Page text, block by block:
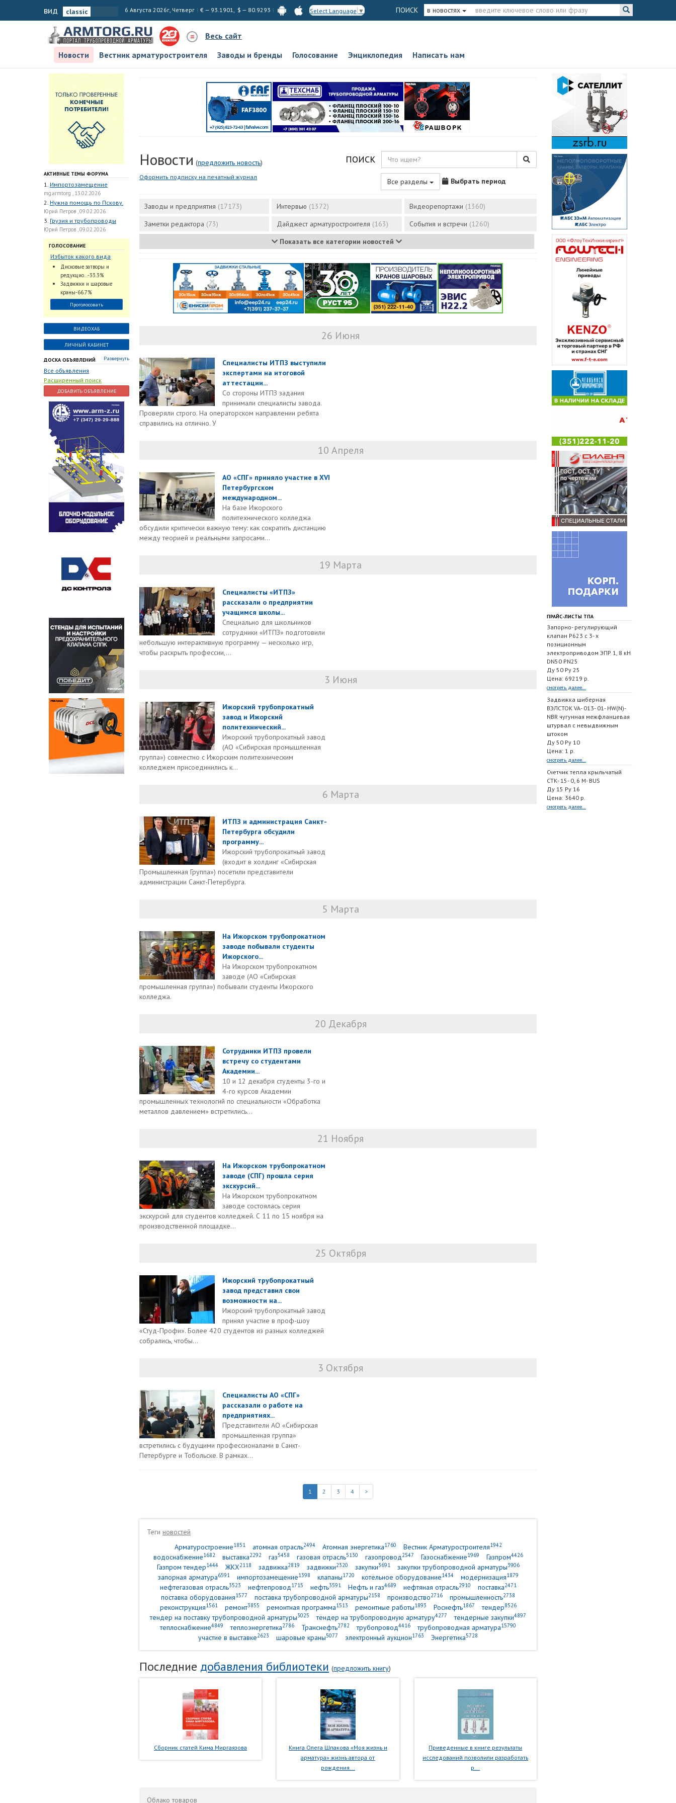
вид 6 Августа 2026г, Четверг € — 93.1901, $ — 80.9293 Select Language ▼ ПОИСК в новостях
Весь сайт
Новости
Вестник арматуростроителя Заводы и бренды Голосование Энциклопедия Написать нам
АКТИВНЫЕ ТЕМЫ ФОРУМА
1. Импортозамещение
mg.armtorg , 13.02.2026
2. Нужна помощь по Пскову.
Юрий Петров , 09.02.2026
3. Грузия и трубопроводы
Юрий Петров , 09.02.2026
ГОЛОСОВАНИЕ
Избыток какого вида
трубопроводной
арматуры наблюдается
на Российском рынке с
2024 по 2026 годы?
Дисковые затворы и
редукцио...-33.3%
Задвижки и шаровые
краны-66.7%
Проголосовать
ВИДЕОХАБ
ЛИЧНЫЙ КАБИНЕТ
ДОСКА ОБЪЯВЛЕНИЙ Развернуть
Все объявления
Расширенный поиск
ДОБАВИТЬ ОБЪЯВЛЕНИЕ
Новости (предложить новость)
Оформить подписку на печатный журнал
ПОИСК
Все разделы Выбрать период
Заводы и предприятия (17173) Интервью (1372) Видеорепортажи (1360)
Заметки редактора (73) Дайджест арматуростроителя (163) События и встречи (1260)
Показать все категории новостей
26 Июня
Специалисты ИТПЗ выступили
экспертами на итоговой
аттестации...
Со стороны ИТПЗ задания
принимали специалисты завода.
Проверяли строго. На операторском направлении ребята
справились на отлично. У
10 Апреля
АО «СПГ» приняло участие в XVI
Петербургском
международном...
На базе Ижорского
политехнического колледжа
обсудили критически важную тему: как сократить дистанцию
между теорией и реальными запросами...
19 Марта
Специалисты «ИТПЗ»
рассказали о предприятии
учащимся школы...
Специально для школьников
сотрудники «ИТПЗ» подготовили
небольшую интерактивную программу — несколько игр,
чтобы раскрыть профессии,...
3 Июня
Ижорский трубопрокатный
завод и Ижорский
политехнический...
Ижорский трубопрокатный завод
(АО «Сибирская промышленная
группа») совместно с Ижорским политехническим
колледжем присоединились к...
6 Марта
ИТПЗ и администрация Санкт-
Петербурга обсудили
программу...
Ижорский трубопрокатный завод
(входит в холдинг «Сибирская
Промышленная Группа») посетили представители
администрации Санкт-Петербурга.
5 Марта
На Ижорском трубопрокатном
заводе побывали студенты
Ижорского...
На Ижорском трубопрокатном
заводе (АО «Сибирская
промышленная группа») побывали студенты Ижорского
колледжа.
20 Декабря
Сотрудники ИТПЗ провели
встречу со студентами
Академии...
10 и 12 декабря студенты 3-го и
4-го курсов Академии
промышленных технологий по специальности «Обработка
металлов давлением» встретились...
21 Ноября
На Ижорском трубопрокатном
заводе (СПГ) прошла серия
экскурсий...
На Ижорском трубопрокатном
заводе состоялась серия
экскурсий для студентов колледжей. С 11 по 15 ноября на
производственной площадке...
25 Октября
Ижорский трубопрокатный
завод представил свои
возможности на...
Ижорский трубопрокатный завод
принял участие в проф-шоу
«Студ-Профи». Более 420 студентов из разных колледжей
собрались, чтобы...
3 Октября
Специалисты АО «СПГ»
рассказали о работе на
предприятиях...
Представители АО «Сибирская
промышленная группа»
встретились с будущими профессионалами в Санкт-
Петербурге и Тобольске. В рамках...
1 2 3 4 >
Теги новостей
Арматуростроение1851 атомная отрасль2494 Атомная энергетика1760 Вестник Арматуростроителя1942
водоснабжение1682 выставка2292 газ5458 газовая отрасль5130 газопровод2547 Газоснабжение1969 Газпром4426
Газпром тендер1444 ЖКХ2118 задвижка2819 задвижки2320 закупки3691 закупки трубопроводной арматуры3906
запорная арматура6591 импортозамещение1398 клапаны1720 котельное оборудование1434 модернизация1879
нефтегазовая отрасль3523 нефтепровод1715 нефть3591 Нефть и газ4689 нефтяная отрасль2910 поставка2471
поставка оборудования1577 поставка трубопроводной арматуры2158 производство2716 промышленность2738
реконструкция1561 ремонт3855 ремонтная программа1513 ремонтные работы1893 Роснефть1867 тендер8526
тендер на поставку трубопроводной арматуры3025 тендер на трубопроводную арматуру4277 тендерные закупки4897
теплоснабжение4849 теплоэнергетика2786 Транснефть2782 трубопровод4416 трубопроводная арматура15790
участие в выставке2623 шаровые краны5077 электронный аукцион1763 Энергетика5728
Последние добавления библиотеки (предложить книгу)
Сборник статей Кима Миргаязова
Книга Олега Шпакова «Моя жизнь и
арматура» жизнь автора от
рождения...
Приведенные в книге результаты
исследований позволили разработать
р...
Облакотоваров
ПРАЙС-ЛИСТЫ ТПА
Запорно- регулирующий
клапан Р623 с 3- х
позиционным
электроприводом ЭПР 1, 8 кН
DN50 PN25
Ду 50 Ру 25
Цена: 69219 р.
смотреть далее...
Задвижка шиберная
ВЭЛСТОК VA- 013- 01- HW(N)-
NBR чугунная межфланцевая
штурвал с невыдвижным
штоком
Ду 50 Ру 10
Цена: 1 р.
смотреть далее...
Счетчик тепла крыльчатый
СТК- 15- 0, 6 M- BUS
Ду 15 Ру 16
Цена: 3640 р.
смотреть далее...